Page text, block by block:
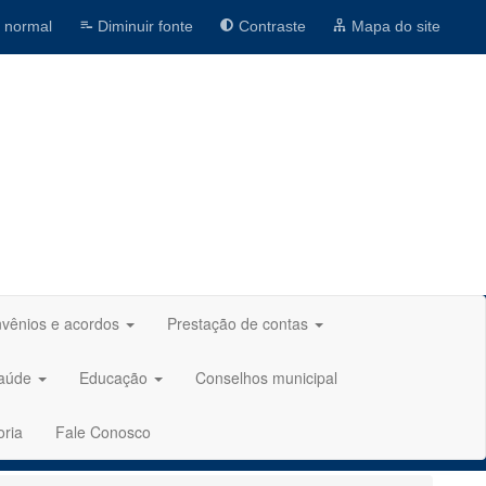
Diminuir fonte Contraste Mapa do site
e acordos Prestação de contas
Educação Conselhos municipal
Fale Conosco